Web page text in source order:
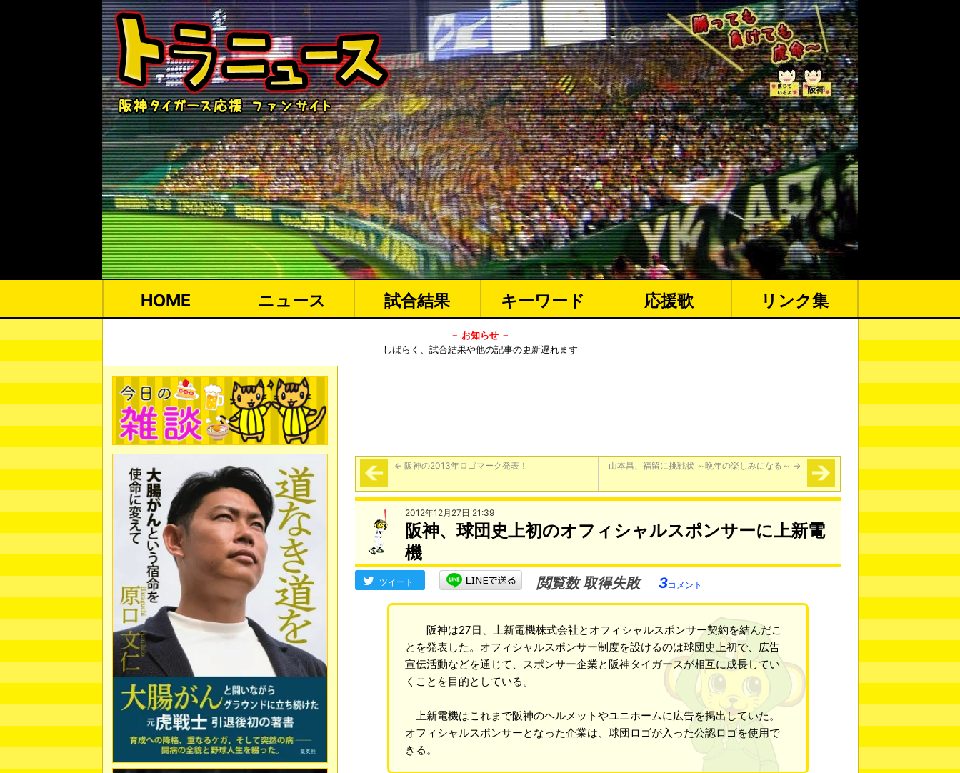
HOME ニュース 試合結果 キーワード 応援歌 リンク集
－ お知らせ －
しばらく、試合結果や他の記事の更新遅れます
← 阪神の2013年ロゴマーク発表！ 山本昌、福留に挑戦状 ～晩年の楽しみになる～ →
2012年12月27日 21:39
阪神、球団史上初のオフィシャルスポンサーに上新電
機
ツイート 閲覧数 取得失敗 3コメント
阪神は27日、上新電機株式会社とオフィシャルスポンサー契約を結んだこ
とを発表した。オフィシャルスポンサー制度を設けるのは球団史上初で、広告
宣伝活動などを通じて、スポンサー企業と阪神タイガースが相互に成長してい
くことを目的としている。
上新電機はこれまで阪神のヘルメットやユニホームに広告を掲出していた。
オフィシャルスポンサーとなった企業は、球団ロゴが入った公認ロゴを使用で
きる。